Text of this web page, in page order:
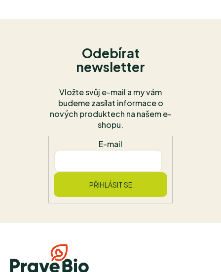
Odebírat
newsletter
Vložte svůj e-mail a my vám
budeme zasílat informace o
nových produktech na našem e-
shopu.
E-mail
PŘIHLÁSIT SE